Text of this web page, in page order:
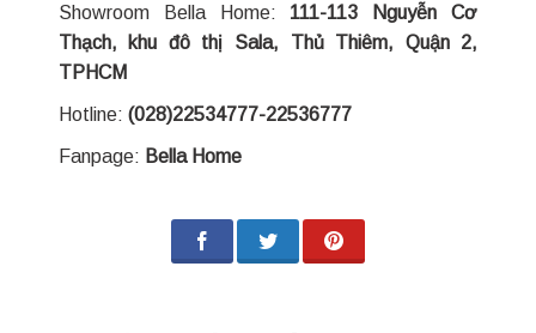
Showroom Bella Home: 111-113 Nguyễn Cơ
Thạch, khu đô thị Sala, Thủ Thiêm, Quận 2,
TPHCM
Hotline: (028)22534777-22536777
Fanpage: Bella Home